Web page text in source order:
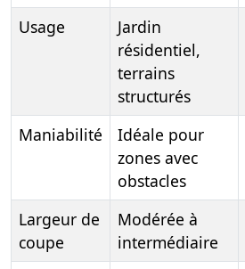
Usage
Jardin
résidentiel,
terrains
structurés
Maniabilité
Idéale pour
zones avec
obstacles
Largeur de
coupe
Modérée à
intermédiaire